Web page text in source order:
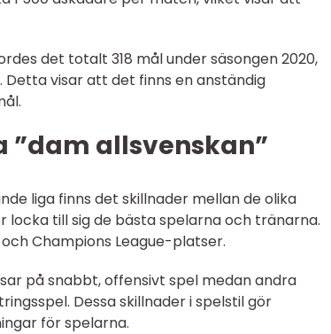
det totalt 318 mål under säsongen 2020,
visar att det finns en anständig
allsvenskan”
liga finns det skillnader mellan de olika
locka till sig de bästa spelarna och tränarna.
Champions League-platser.
på snabbt, offensivt spel medan andra
Dessa skillnader i spelstil gör
för spelarna.